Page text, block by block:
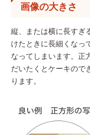
画像の大きさ
縦、または横に長すぎ
けたときに長細くなっ
なってしまいます。正
だいたくとケーキので
ります。